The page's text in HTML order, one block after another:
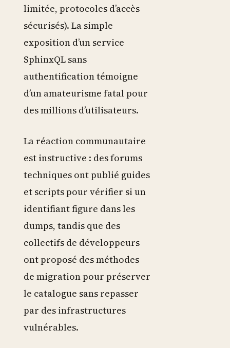
limitée, protocoles d’accès
sécurisés). La simple
exposition d’un service
SphinxQL sans
authentification témoigne
d’un amateurisme fatal pour
des millions d’utilisateurs.
La réaction communautaire
est instructive : des forums
techniques ont publié guides
et scripts pour vérifier si un
identifiant figure dans les
dumps, tandis que des
collectifs de développeurs
ont proposé des méthodes
de migration pour préserver
le catalogue sans repasser
par des infrastructures
vulnérables.